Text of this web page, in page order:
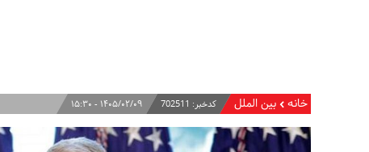
خانه بین الملل کدخبر: 702511 ۱۴۰۵/۰۲/۰۹ - ۱۵:۳۰